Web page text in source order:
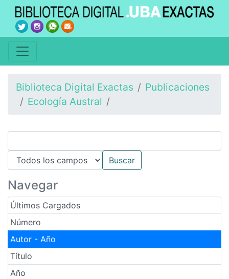
Biblioteca Digital Exactas
Publicaciones
Ecología Austral
Navegar
Últimos Cargados
Número
Autor - Año
Título
Año